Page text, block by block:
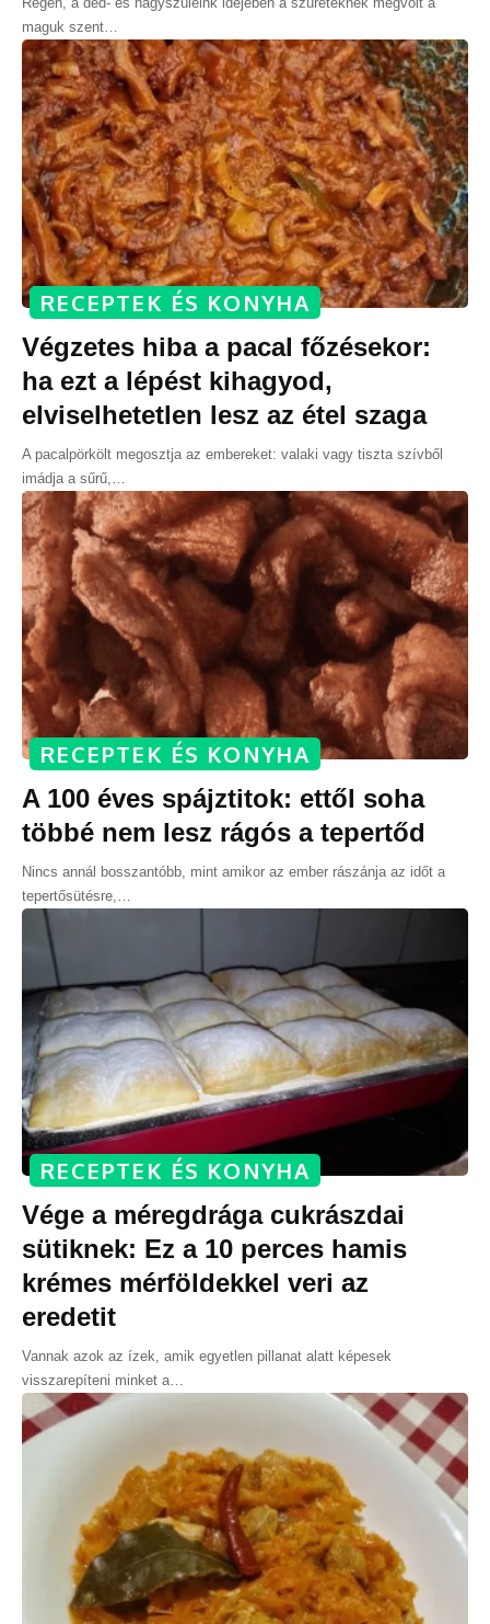
maguk szent
RECEPTEK ÉS KONYHA
Végzetes hiba a pacal főzésekor:
ha ezt a lépést kihagyod,
elviselhetetlen lesz az étel szaga
A pacalpörkölt megosztja az embereket: valaki vagy tiszta szívből
imádja a sűrű,
RECEPTEK ÉS KONYHA
A 100 éves spájztitok: ettől soha
többé nem lesz rágós a tepertőd
Nincs annál bosszantóbb, mint amikor az ember rászánja az időt a
tepertősütésre,
RECEPTEK ÉS KONYHA
Vége a méregdrága cukrászdai
sütiknek: Ez a 10 perces hamis
krémes mérföldekkel veri az
eredetit
Vannak azok az ízek, amik egyetlen pillanat alatt képesek
visszarepíteni minket a…